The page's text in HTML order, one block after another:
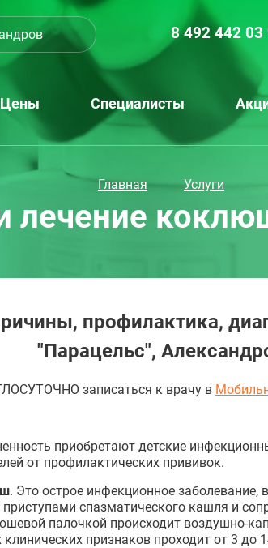
8 492 442 03
Цены Специалисты
Главная Услуги
лечение
профилактика,
"Парацельс",
записаться к врачу в
приобретают детские
от профилактических прививок.
. Это острое инфекционное заболевание,
спазматического кашля и
палочкой происходит воздушно-
признаков проходит от 3 до